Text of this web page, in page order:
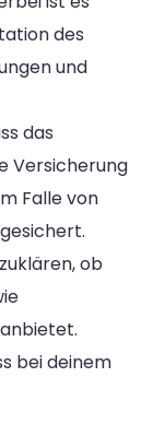
des
und
das
Versicherung
Falle von
ob
bei deinem